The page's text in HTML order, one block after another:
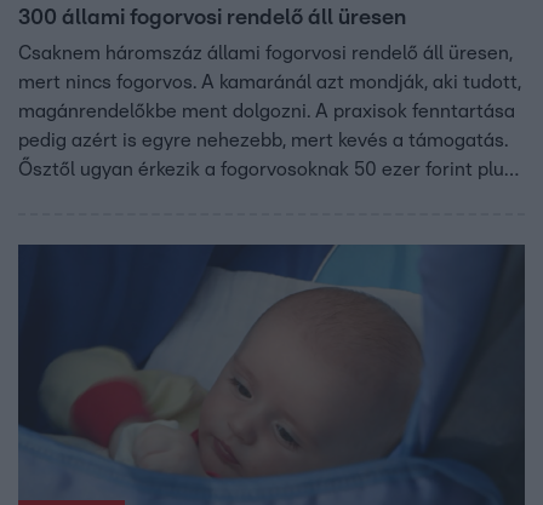
300 állami fogorvosi rendelő áll üresen
Csaknem háromszáz állami fogorvosi rendelő áll üresen,
mert nincs fogorvos. A kamaránál azt mondják, aki tudott,
magánrendelőkbe ment dolgozni. A praxisok fenntartása
pedig azért is egyre nehezebb, mert kevés a támogatás.
Ősztől ugyan érkezik a fogorvosoknak 50 ezer forint plusz